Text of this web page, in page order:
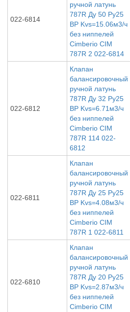
022-6814
ручной латунь
787R Ду 50 Ру25
ВР Kvs=15.06м3/ч
без ниппелей
Cimberio CIM
787R 2 022-6814
022-6812
Клапан
балансировочный
ручной латунь
787R Ду 32 Ру25
ВР Kvs=6.71м3/ч
без ниппелей
Cimberio CIM
787R 114 022-
6812
022-6811
Клапан
балансировочный
ручной латунь
787R Ду 25 Ру25
ВР Kvs=4.08м3/ч
без ниппелей
Cimberio CIM
787R 1 022-6811
022-6810
Клапан
балансировочный
ручной латунь
787R Ду 20 Ру25
ВР Kvs=2.87м3/ч
без ниппелей
Cimberio CIM